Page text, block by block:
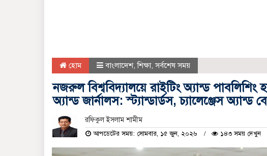
হোম বাংলাদেশ,শিক্ষা,সর্বশেষ সময়
নজরুল বিশ্ববিদ্যালয়ে রাইটিং অ্যান্ড পাবলিশিং
অ্যান্ড জার্নালস: স্ট্যান্ডার্ডস, চ্যালেঞ্জেস অ্যান্ড
রফিকুল ইসলাম শামীম
আপডেটের সময়: সোমবার, ১৫ জুন, ২০২৬ ১৪৩ সময় দেখুন